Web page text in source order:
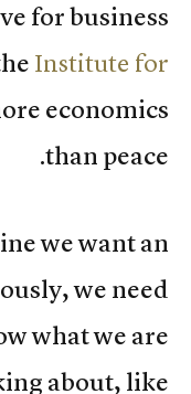
for business
Institute for
economics
than peace.
we want an
we need
what we are
about, like: